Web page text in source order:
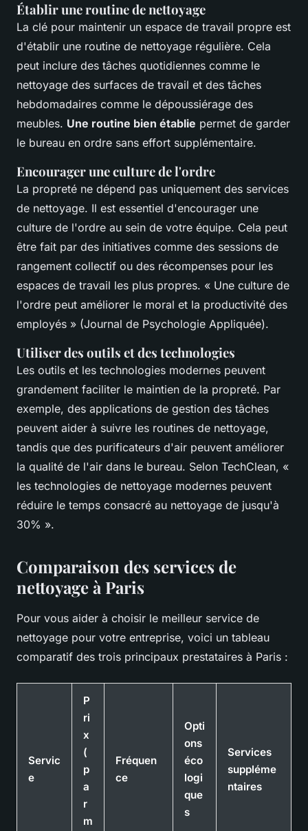
Établir une routine de nettoyage
La clé pour maintenir un espace de travail propre est
d'établir une routine de nettoyage régulière. Cela
peut inclure des tâches quotidiennes comme le
nettoyage des surfaces de travail et des tâches
hebdomadaires comme le dépoussiérage des
meubles. Une routine bien établie permet de garder
le bureau en ordre sans effort supplémentaire.
Encourager une culture de l'ordre
La propreté ne dépend pas uniquement des services
de nettoyage. Il est essentiel d'encourager une
culture de l'ordre au sein de votre équipe. Cela peut
être fait par des initiatives comme des sessions de
rangement collectif ou des récompenses pour les
espaces de travail les plus propres. « Une culture de
l'ordre peut améliorer le moral et la productivité des
employés » (Journal de Psychologie Appliquée).
Utiliser des outils et des technologies
Les outils et les technologies modernes peuvent
grandement faciliter le maintien de la propreté. Par
exemple, des applications de gestion des tâches
peuvent aider à suivre les routines de nettoyage,
tandis que des purificateurs d'air peuvent améliorer
la qualité de l'air dans le bureau. Selon TechClean, «
les technologies de nettoyage modernes peuvent
réduire le temps consacré au nettoyage de jusqu'à
30% ».
Comparaison des services de
nettoyage à Paris
Pour vous aider à choisir le meilleur service de
nettoyage pour votre entreprise, voici un tableau
comparatif des trois principaux prestataires à Paris :
Servic
e
P
ri
x
(
p
a
r
m
Fréquen
ce
Opti
ons
éco
logi
que
s
Services
suppléme
ntaires